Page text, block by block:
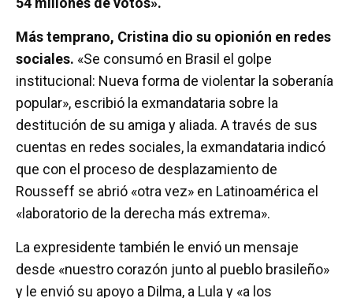
Más temprano, Cristina dio su opionión en redes
sociales. «Se consumó en Brasil el golpe
institucional: Nueva forma de violentar la soberanía
popular», escribió la exmandataria sobre la
destitución de su amiga y aliada. A través de sus
cuentas en redes sociales, la exmandataria indicó
que con el proceso de desplazamiento de
Rousseff se abrió «otra vez» en Latinoamérica el
«laboratorio de la derecha más extrema».
La expresidente también le envió un mensaje
desde «nuestro corazón junto al pueblo brasileño»
y le envió su apoyo a Dilma, a Lula y «a los